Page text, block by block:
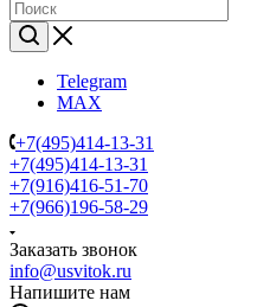
Telegram
MAX
+7(495)414-13-31
+7(495)414-13-31
+7(916)416-51-70
+7(966)196-58-29
Заказать звонок
info@usvitok.ru
Напишите нам